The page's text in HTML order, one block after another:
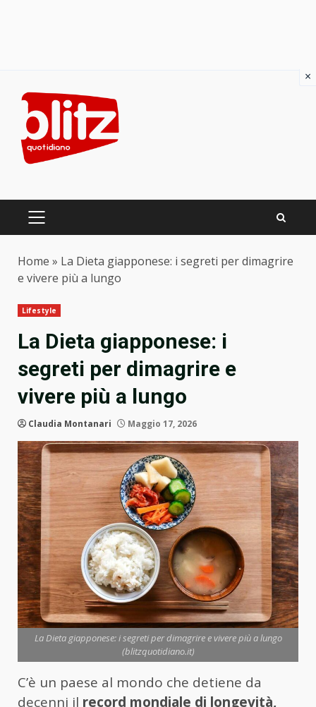
content
PRIMARY
Home » La Dieta giapponese: i segreti per dimagrire
e vivere più a lungo
Lifestyle
La Dieta giapponese: i
segreti per dimagrire e
vivere più a lungo
Claudia Montanari Maggio 17, 2026
La Dieta giapponese: i segreti per dimagrire e vivere più a lungo
(blitzquotidiano.it)
C’è un paese al mondo che detiene da
decenni il record mondiale di longevità,
×